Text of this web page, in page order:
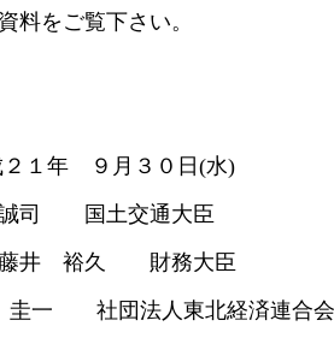
料をご覧下さい。
年 ９月３０日(水)
司 国土交通大臣
務大臣
社団法人東北経済連合会